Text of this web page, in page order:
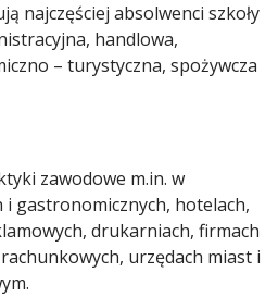
najczęściej absolwenci szkoły
handlowa,
– turystyczna, spożywcza
zawodowe m.in. w
i gastronomicznych, hotelach,
drukarniach, firmach
urzędach miast i